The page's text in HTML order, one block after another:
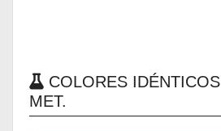
COLORES
MET.